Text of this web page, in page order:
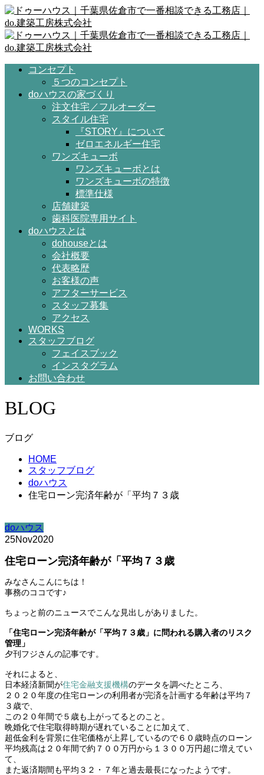
コンセプト
５つのコンセプト
doハウスの家づくり
注文住宅／フルオーダー
スタイル住宅
『STORY』について
ゼロエネルギー住宅
ワンズキューボ
ワンズキューボとは
ワンズキューボの特徴
標準仕様
店舗建築
歯科医院専用サイト
doハウスとは
dohouseとは
会社概要
代表略歴
お客様の声
アフターサービス
スタッフ募集
アクセス
WORKS
スタッフブログ
フェイスブック
インスタグラム
お問い合わせ
BLOG
ブログ
HOME
スタッフブログ
doハウス
住宅ローン完済年齢が「平均７３歳
doハウス
25Nov2020
住宅ローン完済年齢が「平均７３歳
みなさんこんにちは！
事務のココです♪
ちょっと前のニュースでこんな見出しがありました。
「住宅ローン完済年齢が「平均７３歳」に問われる購入者のリスク
管理」
夕刊フジさんの記事です。
それによると、
日本経済新聞が住宅金融支援機構のデータを調べたところ、
２０２０年度の住宅ローンの利用者が完済を計画する年齢は平均７
３歳で、
この２０年間で５歳も上がってるとのこと。
晩婚化で住宅取得時期が遅れていることに加えて、
超低金利を背景に住宅価格が上昇しているので６０歳時点のローン
平均残高は２０年間で約７００万円から１３００万円超に増えてい
て、
また返済期間も平均３２・７年と過去最長になったようです。